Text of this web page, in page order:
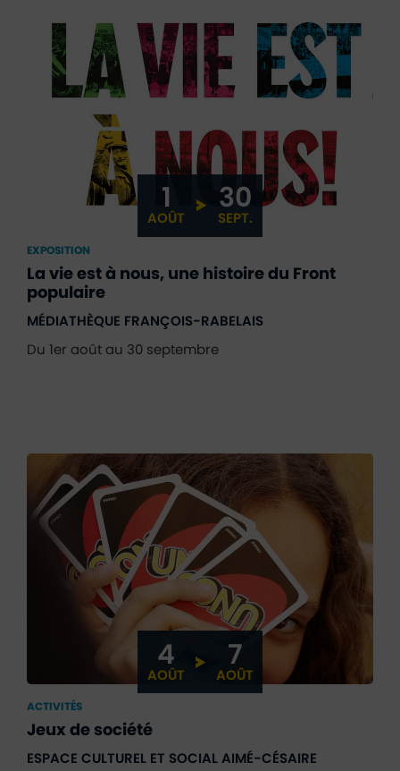
DU
1
AOÛT AU
30
SEPT.
EXPOSITION
La vie est à nous, une histoire du Front
populaire
MÉDIATHÈQUE FRANÇOIS-RABELAIS
Du 1er août au 30 septembre
DU
4
AOÛT AU
7
AOÛT
ACTIVITÉS
Jeux de société
ESPACE CULTUREL ET SOCIAL AIMÉ-CÉSAIRE